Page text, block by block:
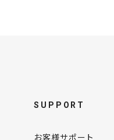
SUPPORT
お客様サポート